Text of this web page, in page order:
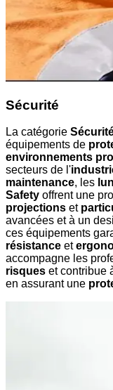
Sécurité
La catégorie
équipements de
environnements
secteurs de l'
maintenance, les
Safety offrent une
projections et
avancées et à un
ces équipements
résistance et
accompagne les
risques et contribue
en assurant une